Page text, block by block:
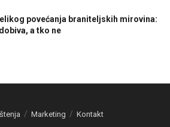
povećanja braniteljskih mirovina:
a tko ne
Marketing Kontakt